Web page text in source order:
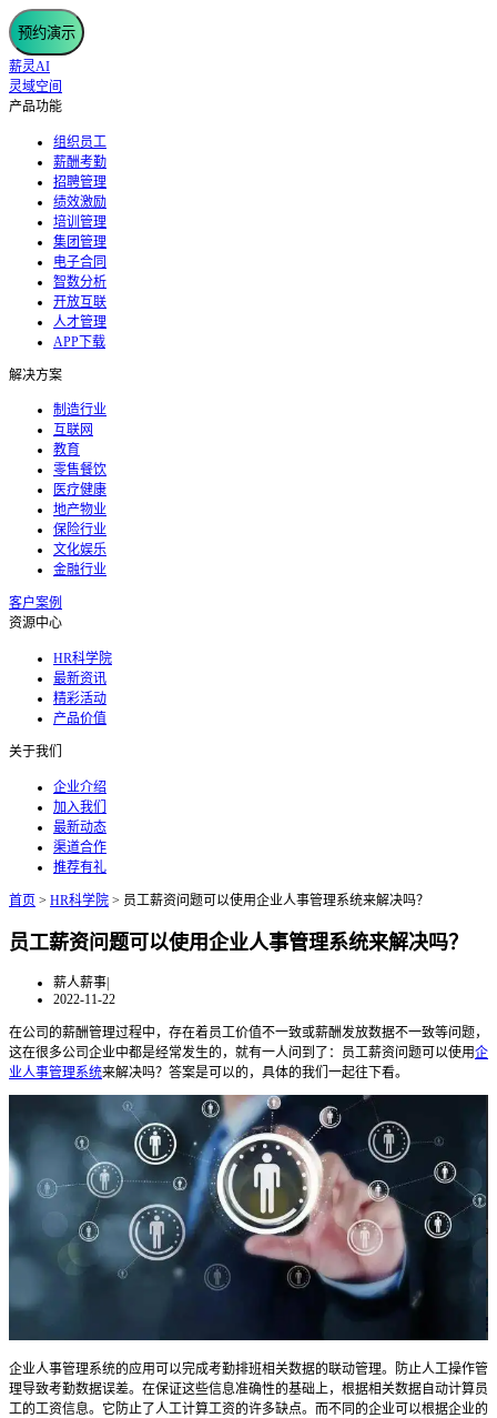
预约演示
薪灵AI
灵域空间
产品功能
组织员工
薪酬考勤
招聘管理
绩效激励
培训管理
集团管理
电子合同
智数分析
开放互联
人才管理
APP下载
解决方案
制造行业
互联网
教育
零售餐饮
医疗健康
地产物业
保险行业
文化娱乐
金融行业
客户案例
资源中心
HR科学院
最新资讯
精彩活动
产品价值
关于我们
企业介绍
加入我们
最新动态
渠道合作
推荐有礼
首页 > HR科学院 > 员工薪资问题可以使用企业人事管理系统来解决吗？
员工薪资问题可以使用企业人事管理系统来解决吗？
薪人薪事|
2022-11-22
在公司的薪酬管理过程中，存在着员工价值不一致或薪酬发放数据不一致等问题，
这在很多公司企业中都是经常发生的，就有一人问到了：员工薪资问题可以使用企
业人事管理系统来解决吗？答案是可以的，具体的我们一起往下看。
企业人事管理系统的应用可以完成考勤排班相关数据的联动管理。防止人工操作管
理导致考勤数据误差。在保证这些信息准确性的基础上，根据相关数据自动计算员
工的工资信息。它防止了人工计算工资的许多缺点。而不同的企业可以根据企业的